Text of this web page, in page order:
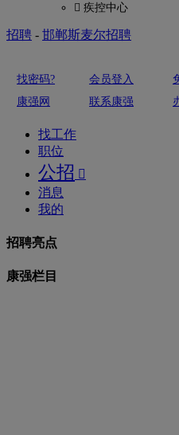
 疾控中心
招聘 - 邯郸斯麦尔招聘
找密码? 会员登入
康强网
联系康强
找工作
职位
公招 
消息
我的
招聘亮点
康强栏目